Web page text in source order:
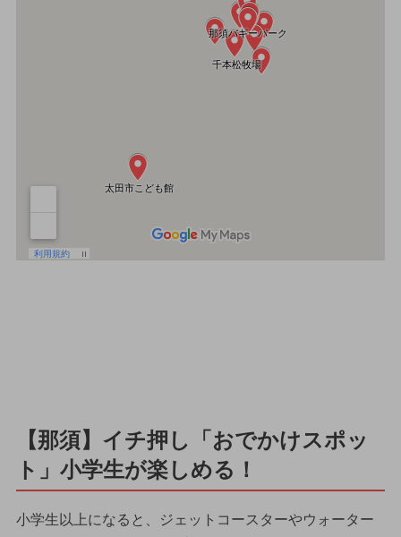
【那須】イチ押し「おでかけスポッ
ト」小学生が楽しめる！
小学生以上になると、ジェットコースターやウォーター